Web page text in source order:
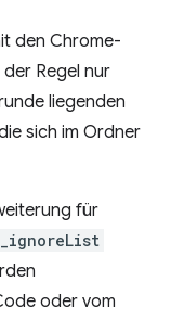
den Chrome-
Regel nur
liegenden
sich im Ordner
für
oder vom